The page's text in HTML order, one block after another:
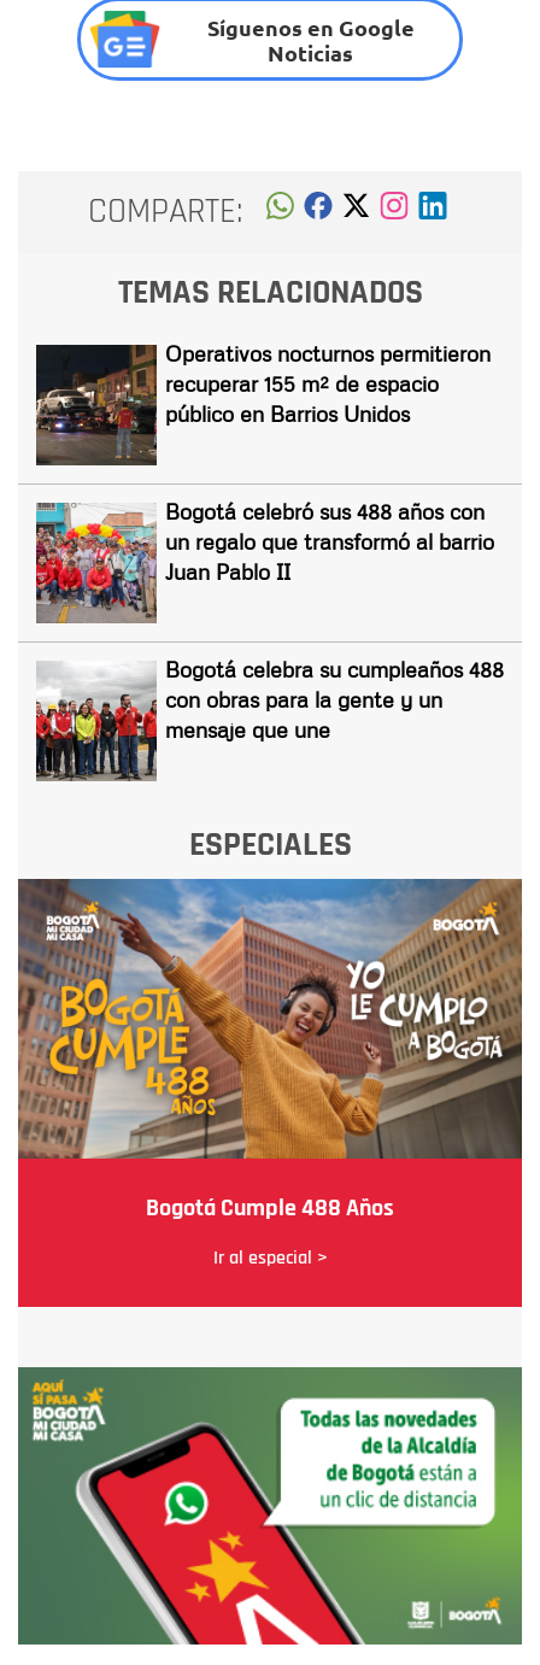
Síguenos en Google
Noticias
COMPARTE:
TEMAS RELACIONADOS
Operativos nocturnos permitieron
recuperar 155 m² de espacio
público en Barrios Unidos
Bogotá celebró sus 488 años con
un regalo que transformó al barrio
Juan Pablo II
Bogotá celebra su cumpleaños 488
con obras para la gente y un
mensaje que une
ESPECIALES
Bogotá Cumple 488 Años
Ir al especial >